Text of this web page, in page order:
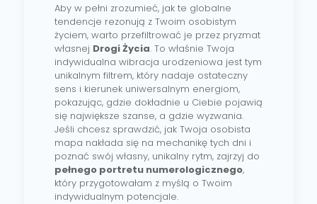
Aby w pełni zrozumieć, jak te globalne
tendencje rezonują z Twoim osobistym
życiem, warto przefiltrować je przez pryzmat
własnej Drogi Życia. To właśnie Twoja
indywidualna wibracja urodzeniowa jest tym
unikalnym filtrem, który nadaje ostateczny
sens i kierunek uniwersalnym energiom,
pokazując, gdzie dokładnie u Ciebie pojawią
się największe szanse, a gdzie wyzwania.
Jeśli chcesz sprawdzić, jak Twoja osobista
mapa nakłada się na mechanikę tych dni i
poznać swój własny, unikalny rytm, zajrzyj do
pełnego portretu numerologicznego,
który przygotowałam z myślą o Twoim
indywidualnym potencjale.